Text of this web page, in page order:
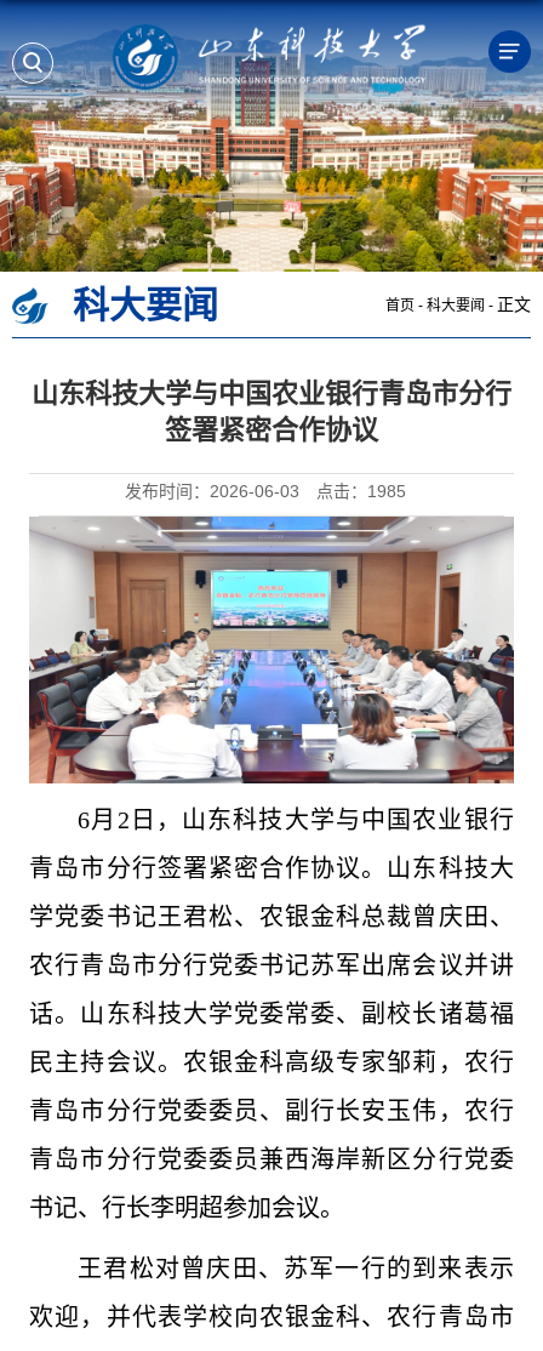
科大要闻 首页 - 科大要闻 - 正文
山东科技大学与中国农业银行青岛市分行
签署紧密合作协议
发布时间：2026-06-03 点击： 1985
6月2日，山东科技大学与中国农业银行
青岛市分行签署紧密合作协议。山东科技大
学党委书记王君松、农银金科总裁曾庆田、
农行青岛市分行党委书记苏军出席会议并讲
话。山东科技大学党委常委、副校长诸葛福
民主持会议。农银金科高级专家邹莉，农行
青岛市分行党委委员、副行长安玉伟，农行
青岛市分行党委委员兼西海岸新区分行党委
书记、行长李明超参加会议。
王君松对曾庆田、苏军一行的到来表示
欢迎，并代表学校向农银金科、农行青岛市